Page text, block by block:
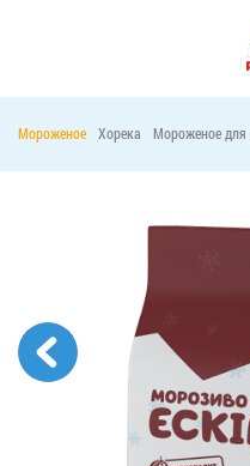
Мороженое Хорека Мороженое